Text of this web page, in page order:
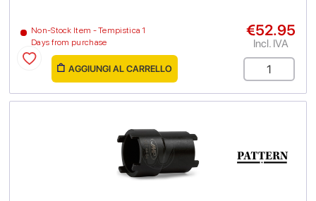
Non-Stock Item - Tempistica 1
Days from purchase
€52.95
Incl. IVA
AGGIUNGI AL CARRELLO